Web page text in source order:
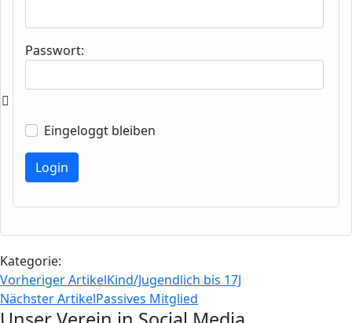
Passwort:
Eingeloggt bleiben
Kategorie:
Vorheriger ArtikelKind/Jugendlich bis 17J
Nächster ArtikelPassives Mitglied